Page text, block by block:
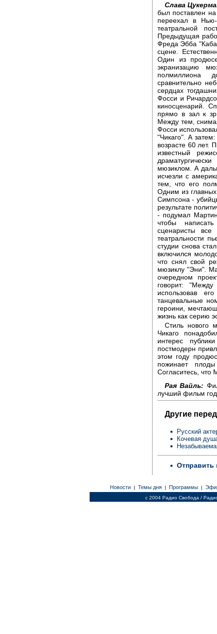
Слава
был поставлен
переехал в
театральной
Предыдущая
Фреда Эбба
сцене.
Один из
экранизацию
полмиллиона
сравнительно
сердцах
Фосси и
киносценарий.
прямо в зал к
Между тем,
Фосси
"Чикаго". А
возрасте 60 лет.
известный
мюзиклом. А
исчезли с
тем, что его
Одним из
Симпсона -
результате
- подумал
чтобы
сценаристы
театральности
студии снова
включился
что снял свой
мюзиклу "Эни".
очередном
говорит:
использовав
танцевальные
героини,
жизнь как серию
Стиль нового
Чикаго
интерес
постмодерн
этом году
пожинает
Согласитесь, что
Рая Вайль:
лучший фильм
Другие
Русский
Кочевая
Отправить
Новости | Темы дня | Программы |
c 2004 Радио Свобода /